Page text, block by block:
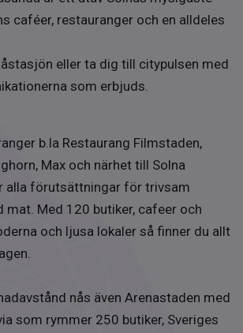
att göra en stamspolning men inget
göra nu
10-22)
inga egna parkeringsplatser.
genom Solna stads
för boendeparkering är 450
av Tele2 och tecknas enskilt av den
obligatoriskt tillägg tillkommer om 145
caféer, restauranger och en alldeles
eller ta dig till citypulsen med
som erbjuds.
b.la Restaurang Filmstaden,
Max och närhet till Solna
alla förutsättningar för trivsam
mat. Med 120 butiker, cafeer och
och ljusa lokaler så finner du allt
nås även Arenastaden med
som rymmer 250 butiker, Sveriges